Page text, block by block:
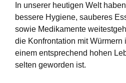
In unserer heutigen Welt
bessere Hygiene, sauberes
sowie Medikamente
die Konfrontation mit Würmern
einem entsprechend hohen
selten geworden ist.